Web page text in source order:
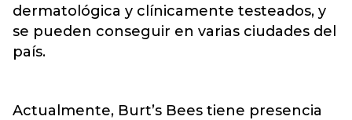
dermatológica y clínicamente testeados, y
se pueden conseguir en varias ciudades del
país.
Actualmente, Burt’s Bees tiene presencia